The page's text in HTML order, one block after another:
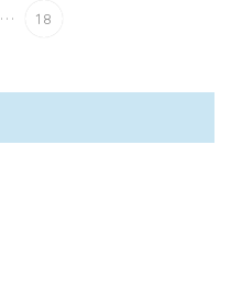
... 18